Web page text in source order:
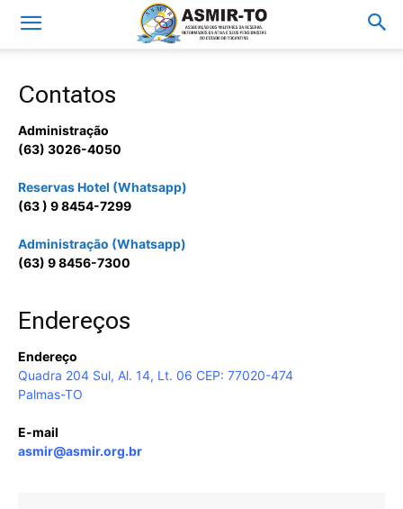
Contatos
Administração
(63) 3026-4050
Reservas Hotel (Whatsapp)
(63 ) 9 8454-7299
Administração (Whatsapp)
(63) 9 8456-7300
Endereços
Endereço
Quadra 204 Sul, Al. 14, Lt. 06 CEP: 77020-474
Palmas-TO
E-mail
asmir@asmir.org.br